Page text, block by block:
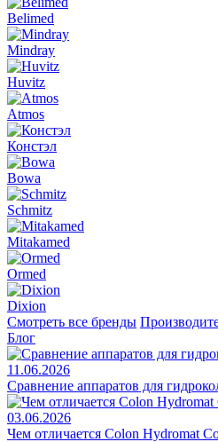
Belimed
Mindray
Huvitz
Atmos
Констэл
Bowa
Schmitz
Mitakamed
Ormed
Dixion
Смотреть все бренды
Блог
11.06.2026
Сравнение аппаратов для
03.06.2026
Чем отличается Colon Hydromat